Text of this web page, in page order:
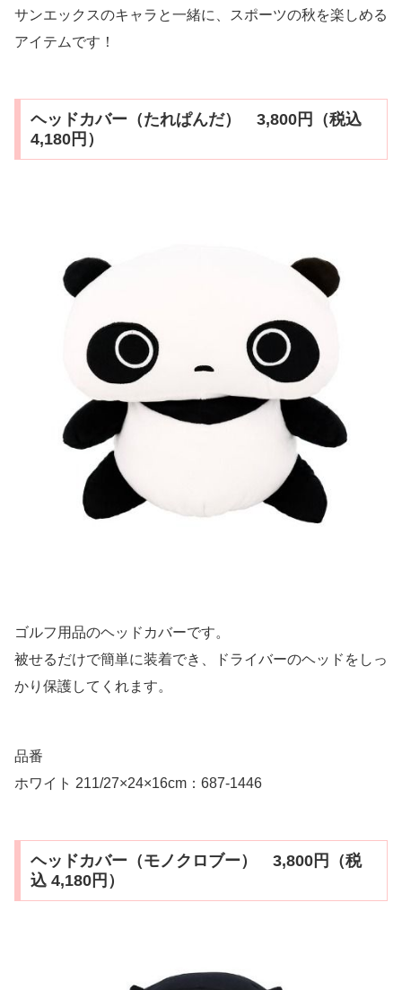
サンエックスのキャラと一緒に、スポーツの秋を楽しめる
アイテムです！
ヘッドカバー（たれぱんだ） 3,800円（税込
4,180円）
ゴルフ用品のヘッドカバーです。
被せるだけで簡単に装着でき、ドライバーのヘッドをしっ
かり保護してくれます。
品番
ホワイト 211/27×24×16cm：687-1446
ヘッドカバー（モノクロブー） 3,800円（税
込 4,180円）